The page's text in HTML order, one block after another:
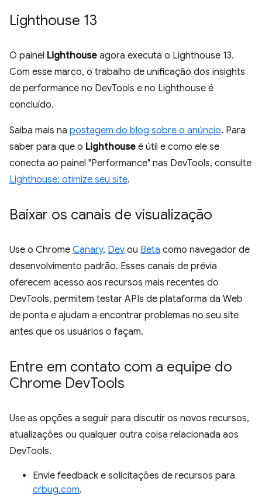
Lighthouse 13
O painel Lighthouse agora executa o Lighthouse 13.
Com esse marco, o trabalho de unificação dos insights
de performance no DevTools e no Lighthouse é
concluído.
Saiba mais na postagem do blog sobre o anúncio. Para
saber para que o Lighthouse é útil e como ele se
conecta ao painel "Performance" nas DevTools, consulte
Lighthouse: otimize seu site.
Baixar os canais de visualização
Use o Chrome Canary, Dev ou Beta como navegador de
desenvolvimento padrão. Esses canais de prévia
oferecem acesso aos recursos mais recentes do
DevTools, permitem testar APIs de plataforma da Web
de ponta e ajudam a encontrar problemas no seu site
antes que os usuários o façam.
Entre em contato com a equipe do
Chrome DevTools
Use as opções a seguir para discutir os novos recursos,
atualizações ou qualquer outra coisa relacionada aos
DevTools.
Envie feedback e solicitações de recursos para
crbug.com.